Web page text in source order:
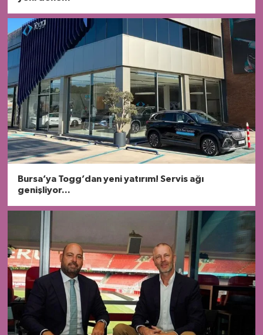
Bursa’ya Togg’dan yeni yatırım! Servis ağı
genişliyor...